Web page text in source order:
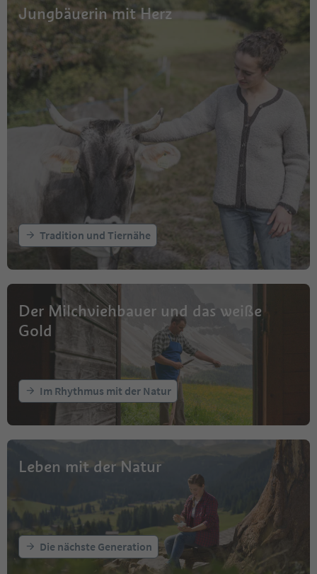
Jungbäuerin mit Herz
Tradition und Tiernähe
Der Milchviehbauer und das weiße
Gold
Im Rhythmus mit der Natur
Leben mit der Natur
Die nächste Generation